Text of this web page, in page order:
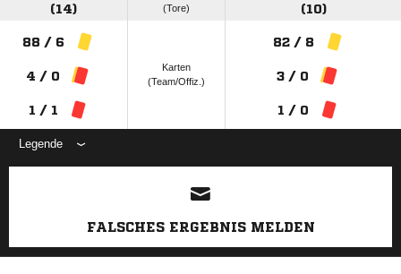
(14)
(Tore)
(10)
88 / 6
4 / 0
1 / 1
Karten
(Team/Offiz.)
82 / 8
3 / 0
1 / 0
Legende
ANZEIGE
FALSCHES ERGEBNIS MELDEN